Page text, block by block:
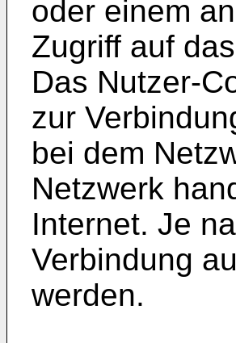
oder einem
Zugriff auf
Das Nutzer-
zur
bei dem
Netzwerk
Internet. Je
Verbindung
werden.